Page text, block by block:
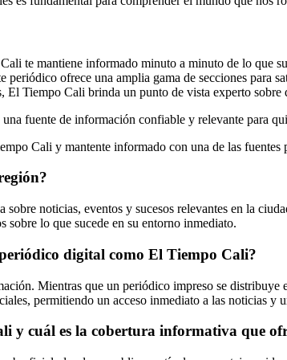
te mantiene informado minuto a minuto de lo que
periódico ofrece una amplia gama de secciones para
El Tiempo Cali brinda un punto de vista experto sobre
fuente de información confiable y relevante para
Cali y mantente informado con una de las fuentes
noticias, eventos y sucesos relevantes en la
lo que sucede en su entorno inmediato.
digital como El Tiempo Cali?
Mientras que un periódico impreso se
permitiendo un acceso inmediato a las noticias y
y cuál es la cobertura informativa que